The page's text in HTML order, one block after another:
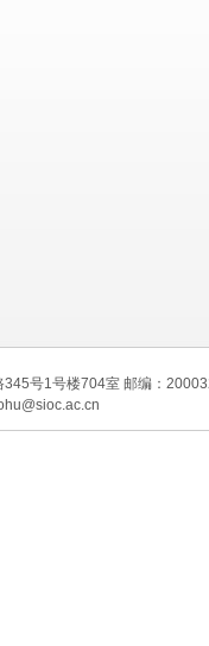
号1号楼704室 邮编：